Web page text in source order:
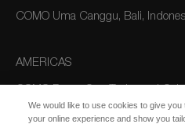
COMO Uma Canggu, Bali,
AMERICAS
We would like to use cookies to give
your online experience and show you